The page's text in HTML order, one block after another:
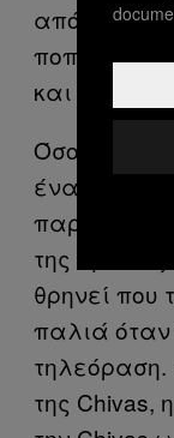
από ποτά,
ποπ κορν ή
και σούπες.
Όσο για την
ένας
της ομάδας
θρηνεί που
παλιά όταν
της Chivas,